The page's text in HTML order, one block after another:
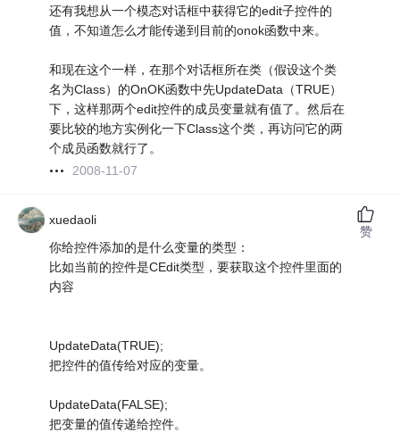
还有我想从一个模态对话框中获得它的edit子控件的
值，不知道怎么才能传递到目前的onok函数中来。
和现在这个一样，在那个对话框所在类（假设这个类
名为Class）的OnOK函数中先UpdateData（TRUE）
下，这样那两个edit控件的成员变量就有值了。然后在
要比较的地方实例化一下Class这个类，再访问它的两
个成员函数就行了。
2008-11-07
xuedaoli
你给控件添加的是什么变量的类型：
比如当前的控件是CEdit类型，要获取这个控件里面的
内容
UpdateData(TRUE);
把控件的值传给对应的变量。
UpdateData(FALSE);
把变量的值传递给控件。
赞